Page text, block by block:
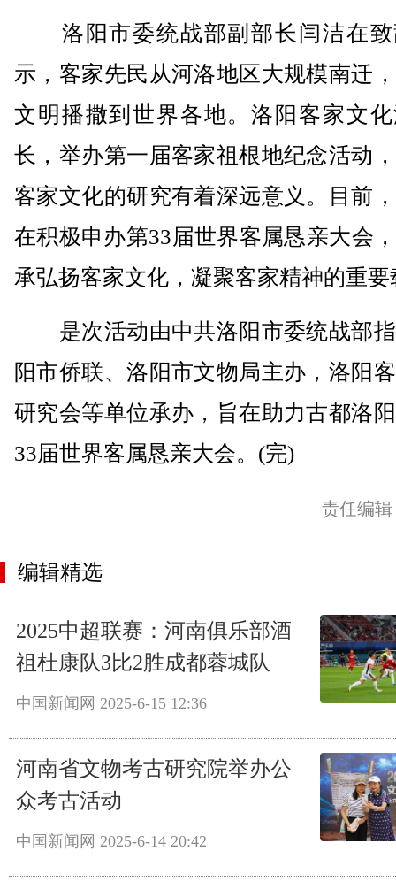
洛阳市委统战部副部长闫洁在致
示，客家先民从河洛地区大规模南迁
文明播撒到世界各地。洛阳客家文
长，举办第一届客家祖根地纪念活动
客家文化的研究有着深远意义。目前
在积极申办第33届世界客属恳亲大会
承弘扬客家文化，凝聚客家精神的重要
是次活动由中共洛阳市委统战部
阳市侨联、洛阳市文物局主办，洛阳
研究会等单位承办，旨在助力古都洛
33届世界客属恳亲大会。(完)
责任编
编辑精选
2025中超联赛：河南俱乐部酒
祖杜康队3比2胜成都蓉城队
中国新闻网 2025-6-15 12:36
河南省文物考古研究院举办公
众考古活动
中国新闻网 2025-6-14 20:42